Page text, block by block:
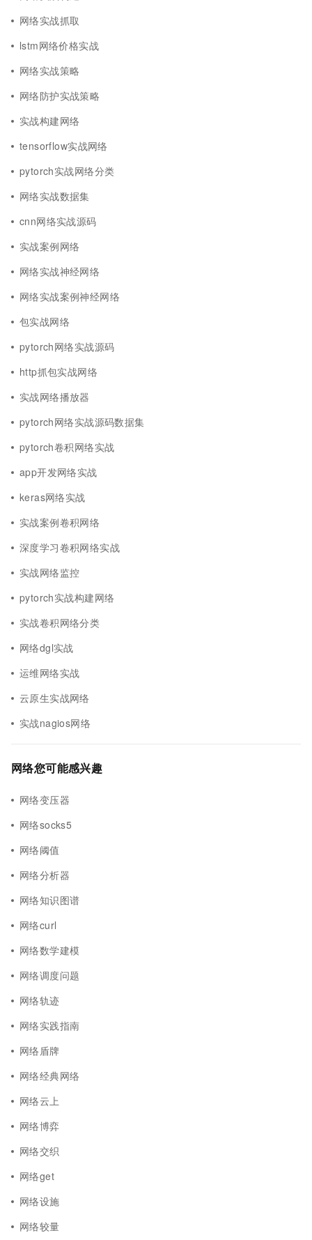
网络实战抓取
lstm网络价格实战
网络实战策略
网络防护实战策略
实战构建网络
tensorflow实战网络
pytorch实战网络分类
网络实战数据集
cnn网络实战源码
实战案例网络
网络实战神经网络
网络实战案例神经网络
包实战网络
pytorch网络实战源码
http抓包实战网络
实战网络播放器
pytorch网络实战源码数据集
pytorch卷积网络实战
app开发网络实战
keras网络实战
实战案例卷积网络
深度学习卷积网络实战
实战网络监控
pytorch实战构建网络
实战卷积网络分类
网络dgl实战
运维网络实战
云原生实战网络
实战nagios网络
网络您可能感兴趣
网络变压器
网络socks5
网络阈值
网络分析器
网络知识图谱
网络curl
网络数学建模
网络调度问题
网络轨迹
网络实践指南
网络盾牌
网络经典网络
网络云上
网络博弈
网络交织
网络get
网络设施
网络较量